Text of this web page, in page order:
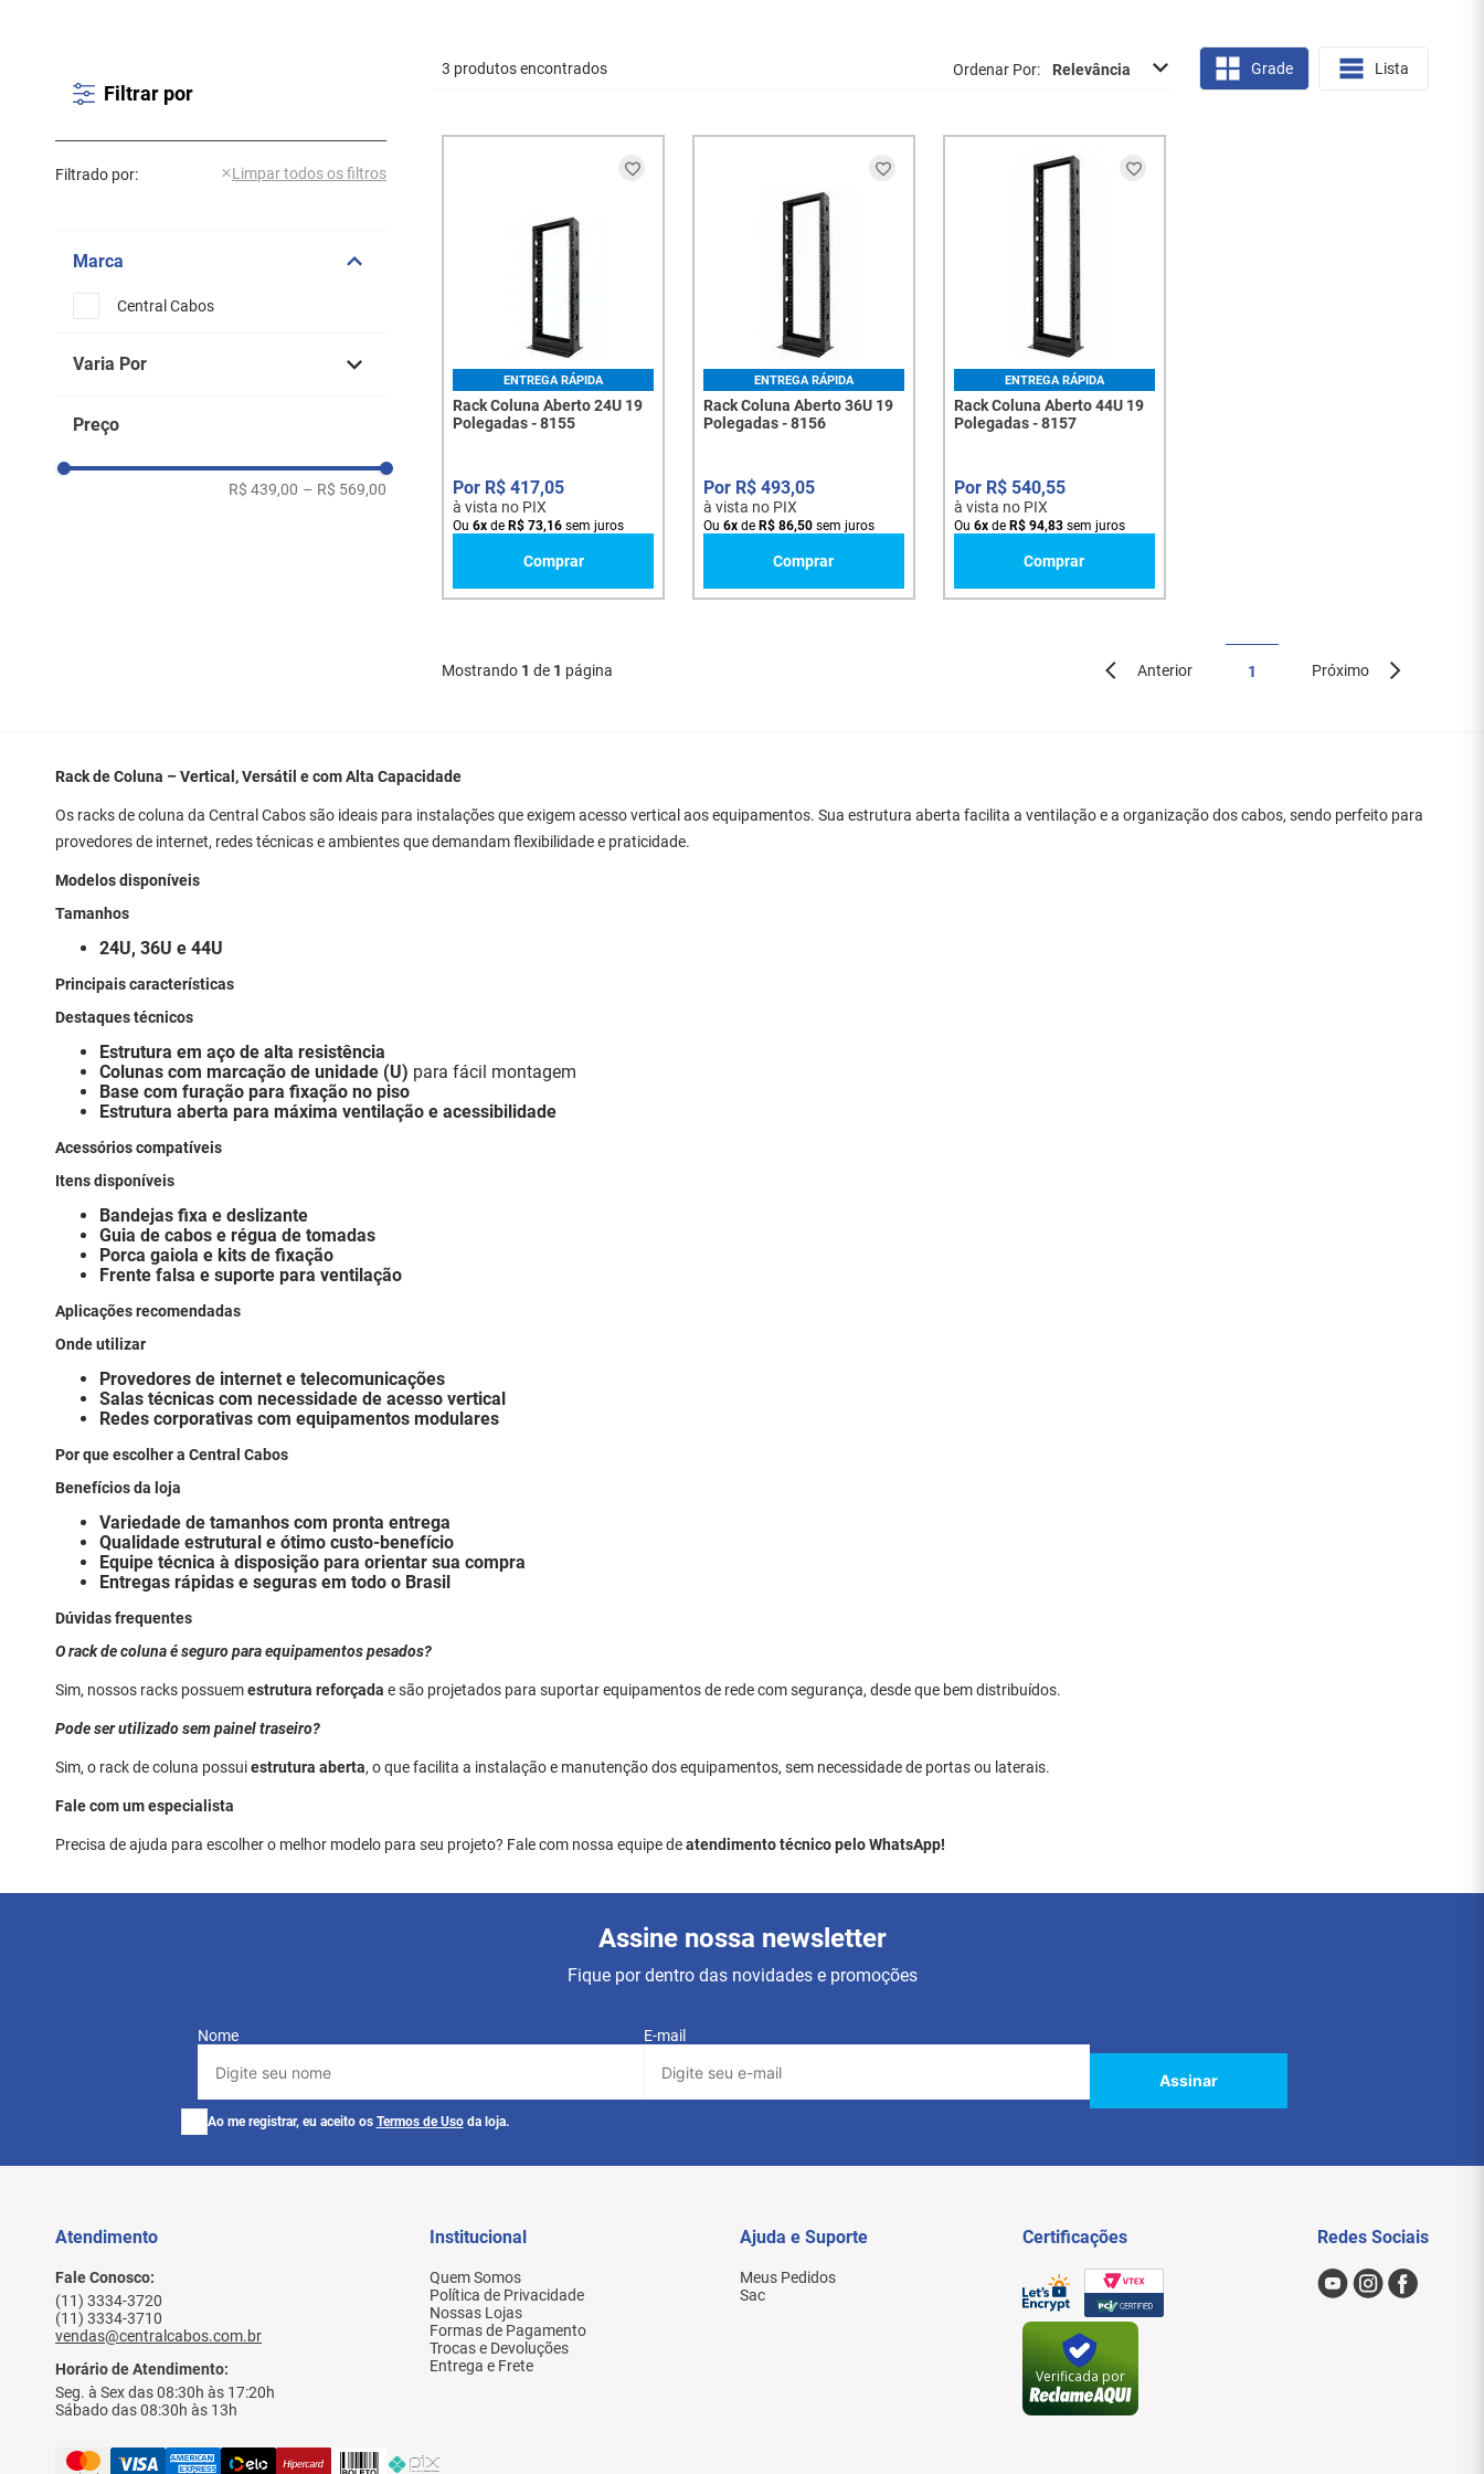
Filtrar por
Filtrado por:
Marca
Central Cabos
Varia Por
Altura (U): 36U
Preço
R$ 439,00 – R$ 569,00
3 produtos encontrados Ordenar Por Relevância Grade Lista
ENTREGA RÁPIDA
Rack Coluna Aberto 24U 19
Polegadas - 8155
R$ 417,05
à vista no PIX
Ou 6x de R$ 73,16 sem juros
Comprar
ENTREGA RÁPIDA
Rack Coluna Aberto 36U 19
Polegadas - 8156
R$ 493,05
à vista no PIX
Ou 6xde R$ 86,50sem juros
Comprar
ENTREGA RÁPIDA
Rack Coluna Aberto 44U 19
Polegadas - 8157
R$ 540,55
à vista no PIX
Ou 6xde R$ 94,83sem juros
Comprar
Mostrando 1 de 1 página Anterior 1 Próximo
Rack de Coluna – Vertical, Versátil e com Alta Capacidade
Os racks de coluna da Central Cabos são ideais para instalações que exigem acesso vertical aos equipamentos. Sua estrutura aberta facilita a ventilação e a organização dos cabos, sendo perfeito para
provedores de internet, redes técnicas e ambientes que demandam flexibilidade e praticidade.
Modelos disponíveis
Tamanhos
24U, 36U e 44U
Principais características
Destaques técnicos
Estrutura em aço de alta resistência
Colunas com marcação de unidade (U) para fácil montagem
Base com furação para fixação no piso
Estrutura aberta para máxima ventilação e acessibilidade
Acessórios compatíveis
Itens disponíveis
Bandejas fixa e deslizante
Guia de cabos e régua de tomadas
Porca gaiola e kits de fixação
Frente falsa e suporte para ventilação
Aplicações recomendadas
Onde utilizar
Provedores de internet e telecomunicações
Salas técnicas com necessidade de acesso vertical
Redes corporativas com equipamentos modulares
Por que escolher a Central Cabos
Benefícios da loja
Variedade de tamanhos com pronta entrega
Qualidade estrutural e ótimo custo-benefício
Equipe técnica à disposição para orientar sua compra
Entregas rápidas e seguras em todo o Brasil
Dúvidas frequentes
O rack de coluna é seguro para equipamentos pesados?
Sim, nossos racks possuemestrutura reforçada e são projetados para suportar equipamentos de rede com segurança, desde que bem distribuídos.
Pode ser utilizado sem painel traseiro?
Sim, o rack de coluna possuiestrutura aberta, o que facilita a instalação e manutenção dos equipamentos, sem necessidade de portas ou laterais.
Fale com um especialista
Precisa de ajuda para escolher o melhor modelo para seu projeto? Fale com nossa equipe deatendimento técnico pelo WhatsApp!
Assine nossa newsletter
Fique por dentro das novidades e promoções
Nome E-mail
Assinar
Ao me registrar, eu aceito os Termos de Uso da loja.
Atendimento
Fale Conosco:
(11) 3334-3720
(11) 3334-3710
vendas@centralcabos.com.br
Horário de Atendimento:
Seg. à Sex das 08:30h às 17:20h
Sábado das 08:30h às 13h
Institucional
Quem Somos
Política de Privacidade
Nossas Lojas
Formas de Pagamento
Trocas e Devoluções
Entrega e Frete
Ajuda e Suporte
Meus Pedidos
Sac
Certificações
Verificada por
Redes Sociais